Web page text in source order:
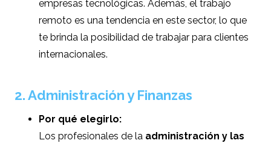
empresas tecnológicas. Además, el trabajo
remoto es una tendencia en este sector, lo que
te brinda la posibilidad de trabajar para clientes
internacionales.
2. Administración y Finanzas
Por qué elegirlo:
Los profesionales de la administración y las